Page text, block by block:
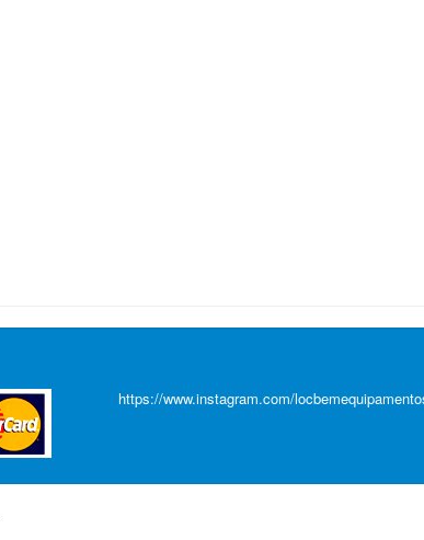
https://www.instagram.com/